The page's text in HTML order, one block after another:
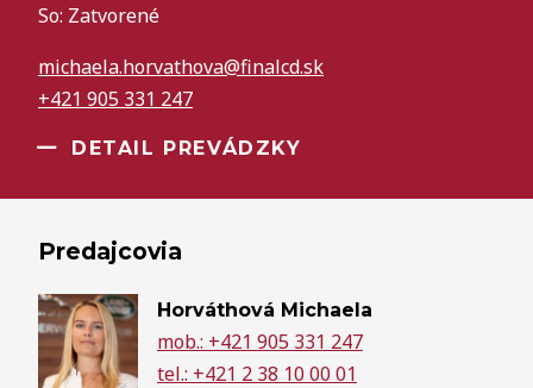
So: Zatvorené
michaela.horvathova@finalcd.sk
+421 905 331 247
DETAIL PREVÁDZKY
Predajcovia
Horváthová Michaela
mob.: +421 905 331 247
tel.: +421 2 38 10 00 01